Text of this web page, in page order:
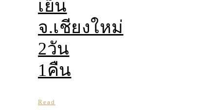
เย็น
จ.เชียงใหม่
2วัน
1คืน
Read